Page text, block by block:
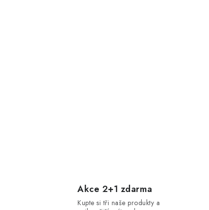
Akce 2+1 zdarma
Kupte si tři naše produkty a